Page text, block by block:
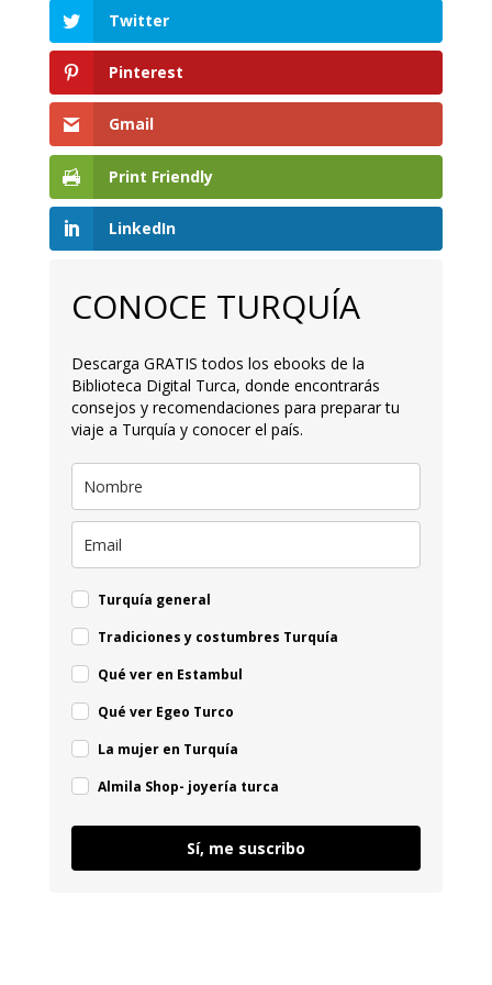
Twitter
Pinterest
Gmail
Print Friendly
LinkedIn
CONOCE TURQUÍA
Descarga GRATIS todos los ebooks de la
Biblioteca Digital Turca, donde encontrarás
consejos y recomendaciones para preparar tu
viaje a Turquía y conocer el país.
Turquía general
Tradiciones y costumbres Turquía
Qué ver en Estambul
Qué ver Egeo Turco
La mujer en Turquía
Almila Shop- joyería turca
Sí, me suscribo